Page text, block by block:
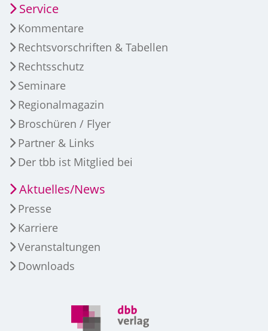
Service
Kommentare
Rechtsvorschriften & Tabellen
Rechtsschutz
Seminare
Regionalmagazin
Broschüren / Flyer
Partner & Links
Der tbb ist Mitglied bei
Aktuelles/News
Presse
Karriere
Veranstaltungen
Downloads